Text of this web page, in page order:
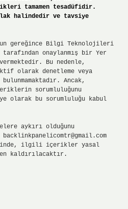
tamamen tesadüfidir.
halindedir ve tavsiye
gereğince Bilgi Teknolojileri
onaylanmış bir Yer
Bu nedenle,
olarak denetleme veya
Ancak,
sorumluluğunu
olarak bu sorumluluğu kabul
aykırı olduğunu
backlinkpanelicomtr@gmail.com
ilgili içerikler yasal
kaldırılacaktır.